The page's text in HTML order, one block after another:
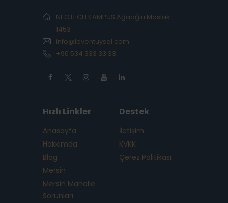
NEOTECH KAMPÜS Ağaoğlu Maslak
1453
info@leventuysal.com
+90 534 333 33 33
Hızlı Linkler
Anasayfa
Hakkımda
Blog
Mersin
Mersin Mahalle
Sorunları
Destek
İletişim
KVKK
Çerez Politikası